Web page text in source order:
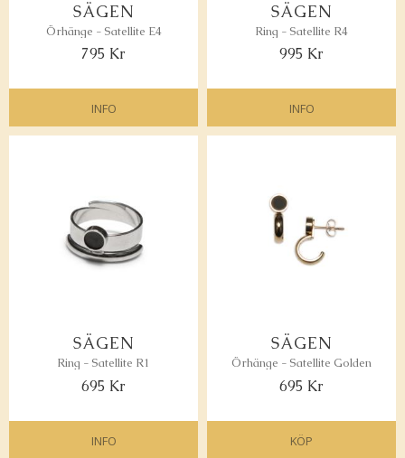
SÄGEN
Örhänge - Satellite E4
795 Kr
Lägg till i favoriter
INFO
SÄGEN
Ring - Satellite R4
995 Kr
INFO
SÄGEN
Ring - Satellite R1
695 Kr
Lägg till i favoriter
INFO
SÄGEN
Örhänge - Satellite Golden
695 Kr
KÖP